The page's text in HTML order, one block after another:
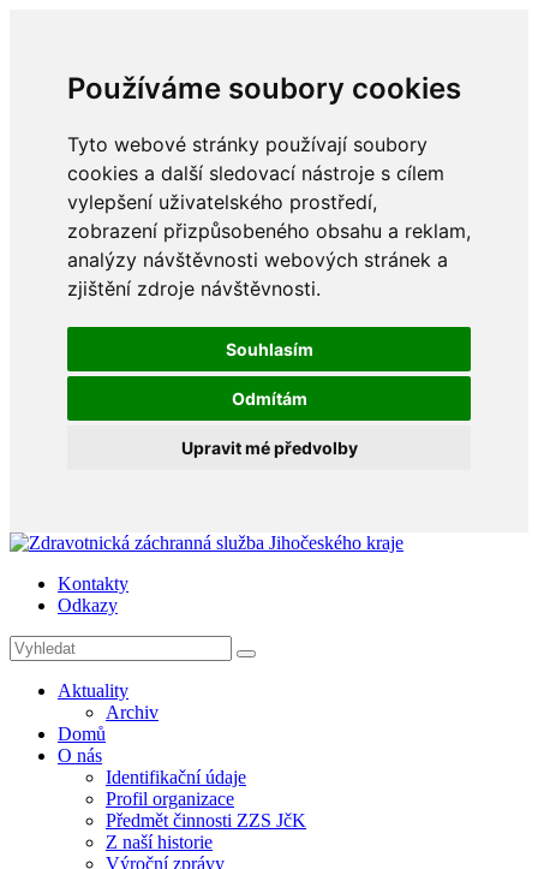
Používáme soubory cookies
Tyto webové stránky používají soubory
cookies a další sledovací nástroje s cílem
vylepšení uživatelského prostředí,
zobrazení přizpůsobeného obsahu a reklam,
analýzy návštěvnosti webových stránek a
zjištění zdroje návštěvnosti.
Souhlasím
Odmítám
Upravit mé předvolby
Kontakty
Odkazy
Aktuality
Archiv
Domů
O nás
Identifikační údaje
Profil organizace
Předmět činnosti ZZS JčK
Z naší historie
Výroční zprávy